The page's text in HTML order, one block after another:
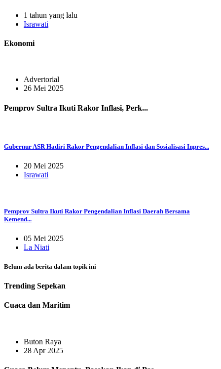
1 tahun yang lalu
Israwati
Ekonomi
Advertorial
26 Mei 2025
Pemprov Sultra Ikuti Rakor Inflasi, Perk...
Gubernur ASR Hadiri Rakor Pengendalian Inflasi dan Sosialisasi Inpres...
20 Mei 2025
Israwati
Pemprov Sultra Ikuti Rakor Pengendalian Inflasi Daerah Bersama
Kemend...
05 Mei 2025
La Niati
Belum ada berita dalam topik ini
Trending Sepekan
Cuaca dan Maritim
Buton Raya
28 Apr 2025